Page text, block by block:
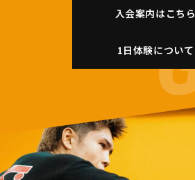
入会案内はこちら
1日体験について